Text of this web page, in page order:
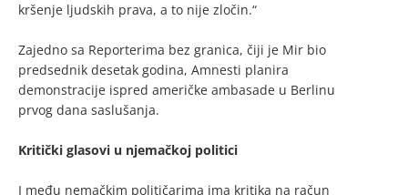
kršenje ljudskih prava, a to nije zločin.“
Zajedno sa Reporterima bez granica, čiji je Mir bio
predsednik desetak godina, Amnesti planira
demonstracije ispred američke ambasade u Berlinu
prvog dana saslušanja.
Kritički glasovi u njemačkoj politici
I među nemačkim političarima ima kritika na račun